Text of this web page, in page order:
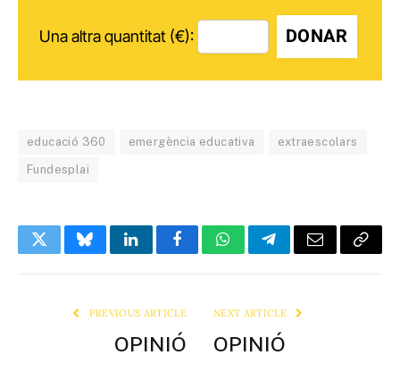
Una altra quantitat (€): DONAR
educació 360 emergència educativa extraescolars
Fundesplai
TwitterBlueskyLinkedInFacebookWhatsAppTelegramEmail Copy
PREVIOUS ARTICLE
OPINIÓ
NEXT ARTICLE
OPINIÓ